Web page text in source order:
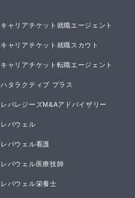
キャリアチケット就職エージェント
キャリアチケット就職スカウト
キャリアチケット転職エージェント
ハタラクティブ プラス
レバレジーズM&Aアドバイザリー
レバウェル
レバウェル看護
レバウェル医療技師
レバウェル栄養士